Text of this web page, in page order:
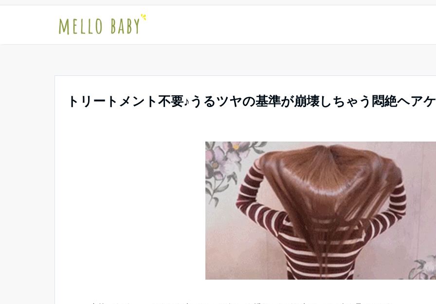
トリートメント不要♪うるツヤの基準が崩壊しちゃう悶絶ヘア